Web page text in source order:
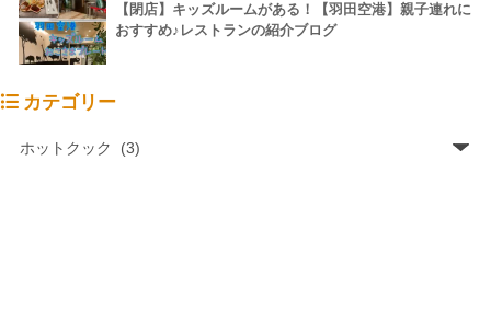
【閉店】キッズルームがある！【羽田空港】親子連れに
おすすめ♪レストランの紹介ブログ
カテゴリー